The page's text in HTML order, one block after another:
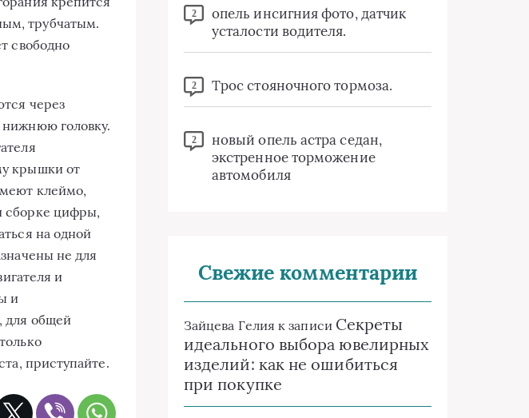
трубчатым.
свободно
через
головку.
крышки от
клеймо,
сборке цифры,
на одной
не для
и
и
для общей
приступайте.
2
опель инсигния фото, датчик
усталости водителя.
2 Трос стояночного тормоза.
2
новый опель астра седан,
экстренное торможение
автомобиля
Свежие комментарии
Зайцева Гелия к записи Секреты
идеального выбора ювелирных
изделий: как не ошибиться
при покупке